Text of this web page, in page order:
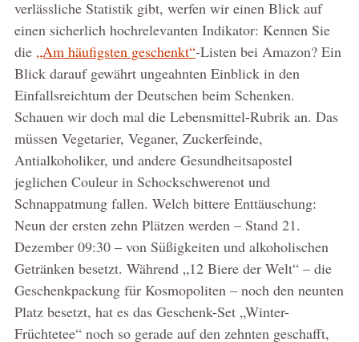
verlässliche Statistik gibt, werfen wir einen Blick auf
einen sicherlich hochrelevanten Indikator: Kennen Sie
die „Am häufigsten geschenkt“-Listen bei Amazon? Ein
Blick darauf gewährt ungeahnten Einblick in den
Einfallsreichtum der Deutschen beim Schenken.
Schauen wir doch mal die Lebensmittel-Rubrik an. Das
müssen Vegetarier, Veganer, Zuckerfeinde,
Antialkoholiker, und andere Gesundheitsapostel
jeglichen Couleur in Schockschwerenot und
Schnappatmung fallen. Welch bittere Enttäuschung:
Neun der ersten zehn Plätzen werden – Stand 21.
Dezember 09:30 – von Süßigkeiten und alkoholischen
Getränken besetzt. Während „12 Biere der Welt“ – die
Geschenkpackung für Kosmopoliten – noch den neunten
Platz besetzt, hat es das Geschenk-Set „Winter-
Früchtetee“ noch so gerade auf den zehnten geschafft,